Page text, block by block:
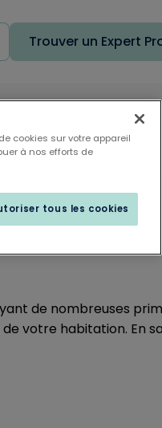
Trouver un Expert
quand
de nombreuses
votre habitation. En
cookies sur votre appareil
à nos efforts de
tous les cookies